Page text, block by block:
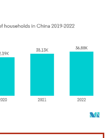
atribución según CC BY 4.0.